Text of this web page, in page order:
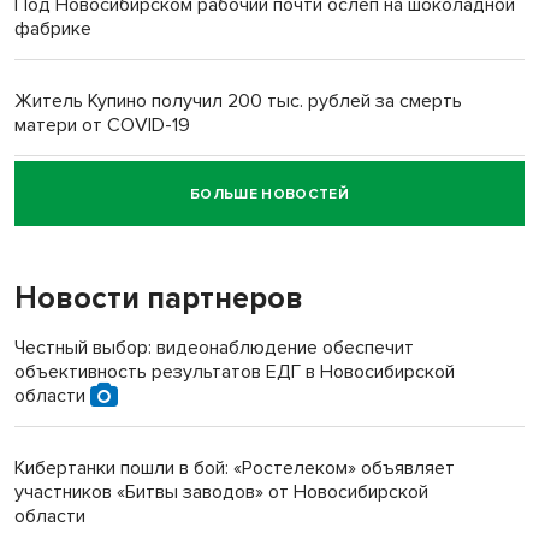
Под Новосибирском рабочий почти ослеп на шоколадной
фабрике
Житель Купино получил 200 тыс. рублей за смерть
матери от COVID-19
Новосибирский суд наказал водителя за смерть
пенсионерки на вокзале
«Мы живём на пастбище!»: в новосибирском селе лошади
терроризируют жителей
Инвалид получил условный срок за избиение врачей
протезом под Новосибирском
Новосибирский преподаватель с женой вошли в топ-16
многодетных в России
БОЛЬШЕ НОВОСТЕЙ
Новости партнеров
Честный выбор: видеонаблюдение обеспечит
объективность результатов ЕДГ в Новосибирской
области
Кибертанки пошли в бой: «Ростелеком» объявляет
участников «Битвы заводов» от Новосибирской
области